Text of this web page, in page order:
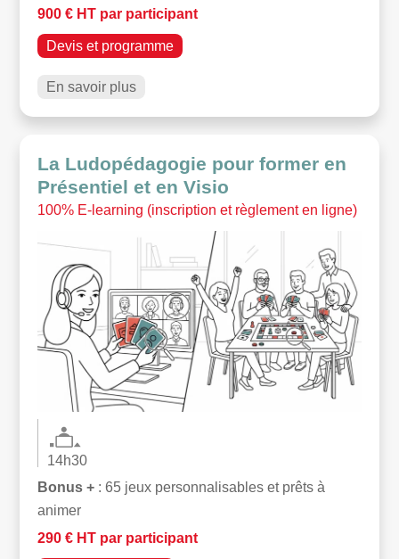
900 € HT par participant
Devis et programme
En savoir plus
La Ludopédagogie pour former en
Présentiel et en Visio
100% E-learning (inscription et règlement en ligne)
14h30
Bonus + : 65 jeux personnalisables et prêts à
animer
290 € HT par participant